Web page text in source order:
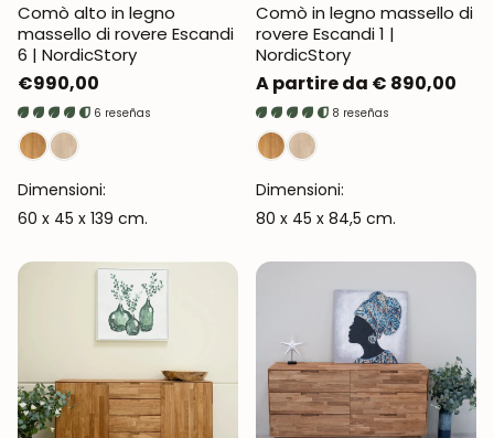
Comò alto in legno
massello di rovere Escandi
6 | NordicStory
Prezzo
normale
€990,00
6 reseñas
Dimensioni:
60 x 45 x 139 cm.
Comò in legno massello di
rovere Escandi 1 |
NordicStory
Prezzo
normale
A partire da € 890,00
8 reseñas
Dimensioni:
80 x 45 x 84,5 cm.